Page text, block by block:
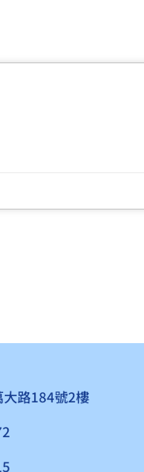
路184號2樓